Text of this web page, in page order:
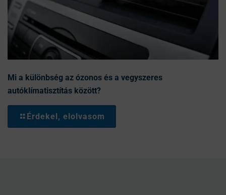
Mi a különbség az ózonos és a vegyszeres
autóklímatisztítás között?
Érdekel, elolvasom